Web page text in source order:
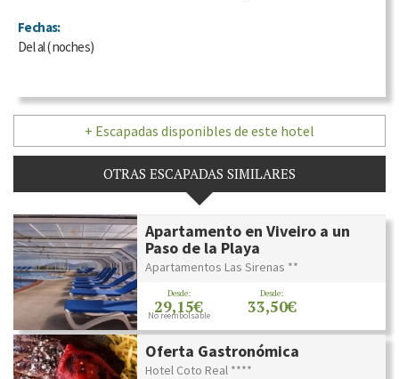
Fechas:
Delal(noches)
+ Escapadas disponibles de este hotel
OTRAS ESCAPADAS SIMILARES
Apartamento en Viveiro a un
Paso de la Playa
Apartamentos Las Sirenas **
Desde:
29,15€
No reembolsable
Desde:
33,50€
Oferta Gastronómica
Hotel Coto Real ****